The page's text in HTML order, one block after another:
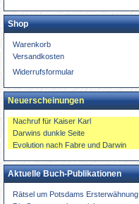
Shop
Warenkorb
Versandkosten
Widerrufsformular
Neuerscheinungen
Nachruf für Kaiser Karl
Darwins dunkle Seite
Evolution nach Fabre und Darwin
Aktuelle Buch-Publikationen
Rätsel um Potsdams Ersterwähnung